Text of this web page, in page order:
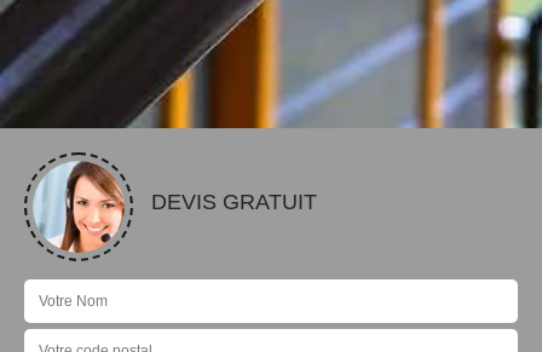
DEVIS GRATUIT